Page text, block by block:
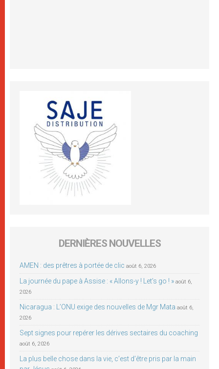
DERNIÈRES NOUVELLES
AMEN : des prêtres à portée de clic août 6, 2026
La journée du pape à Assise : « Allons-y ! Let’s go ! » août 6,
2026
Nicaragua : L’ONU exige des nouvelles de Mgr Mata août 6,
2026
Sept signes pour repérer les dérives sectaires du coaching
août 6, 2026
La plus belle chose dans la vie, c’est d’être pris par la main